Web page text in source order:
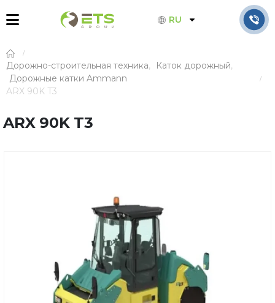
RU
Дорожно-строительная техника, Каток дорожный,
Дорожные катки Ammann
ARX 90K T3
ARX 90K T3